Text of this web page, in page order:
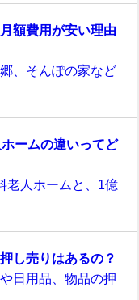
額費用が安い理由
、そんぽの家など
ームの違いってど
老人ホームと、1億
し売りはあるの？
日用品、物品の押